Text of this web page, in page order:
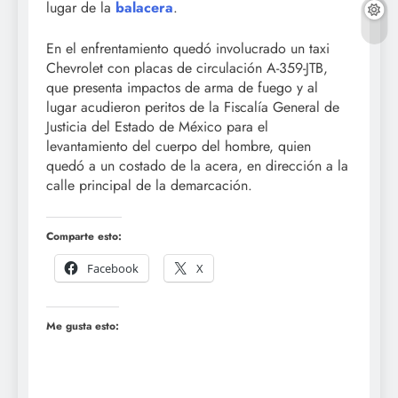
lugar de la balacera.
En el enfrentamiento quedó involucrado un taxi
Chevrolet con placas de circulación A-359-JTB,
que presenta impactos de arma de fuego y al
lugar acudieron peritos de la Fiscalía General de
Justicia del Estado de México para el
levantamiento del cuerpo del hombre, quien
quedó a un costado de la acera, en dirección a la
calle principal de la demarcación.
Comparte esto:
Facebook
X
Me gusta esto: